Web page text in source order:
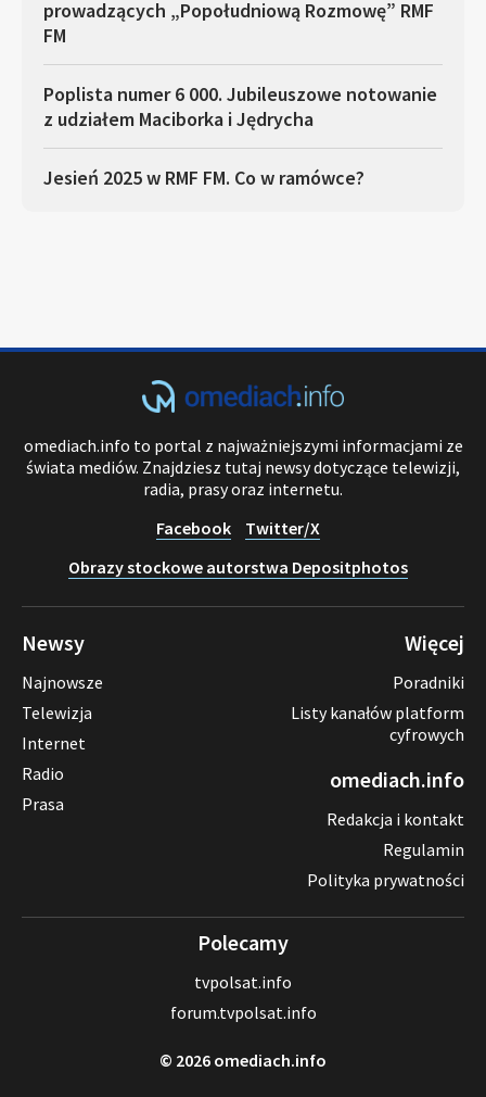
prowadzących „Popołudniową Rozmowę” RMF
FM
Poplista numer 6 000. Jubileuszowe notowanie
z udziałem Maciborka i Jędrycha
Jesień 2025 w RMF FM. Co w ramówce?
omediach.info to portal z najważniejszymi informacjami ze
świata mediów. Znajdziesz tutaj newsy dotyczące telewizji,
radia, prasy oraz internetu.
Facebook
Twitter/X
Obrazy stockowe autorstwa Depositphotos
Newsy
Najnowsze
Telewizja
Internet
Radio
Prasa
Więcej
Poradniki
Listy kanałów platform
cyfrowych
omediach.info
Redakcja i kontakt
Regulamin
Polityka prywatności
Polecamy
tvpolsat.info
forum.tvpolsat.info
© 2026 omediach.info